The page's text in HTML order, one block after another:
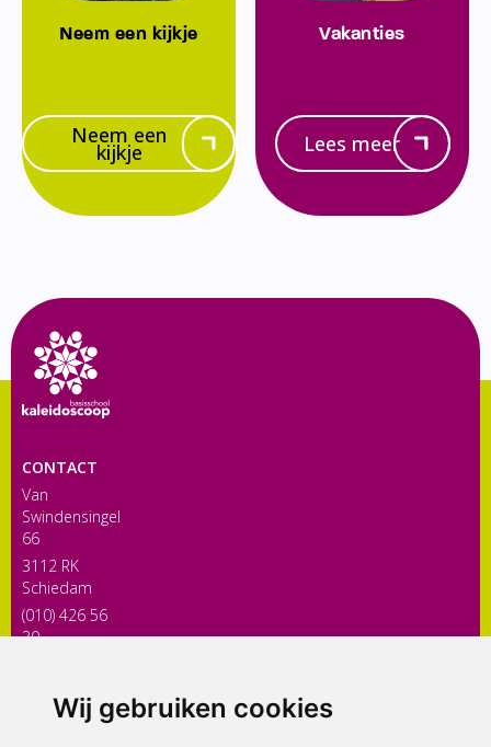
Wij gebruiken cookies
Neem een kijkje
Neem een
kijkje
Vakanties
Lees meer
CONTACT
Van
Swindensingel
66
3112 RK
Schiedam
(010) 426 56
30
ONDERDEEL VAN